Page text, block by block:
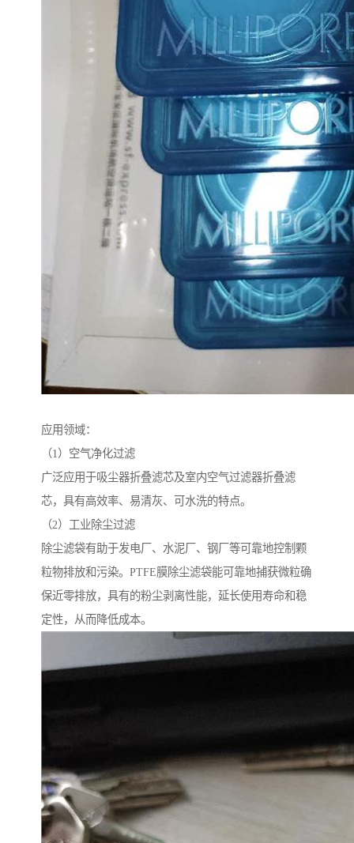
应用领域：
（1）空气净化过滤
广泛应用于吸尘器折叠滤芯及室内空气过滤器折叠滤
芯，具有高效率、易清灰、可水洗的特点。
（2）工业除尘过滤
除尘滤袋有助于发电厂、水泥厂、钢厂等可靠地控制颗
粒物排放和污染。PTFE膜除尘滤袋能可靠地捕获微粒确
保近零排放，具有的粉尘剥离性能，延长使用寿命和稳
定性，从而降低成本。